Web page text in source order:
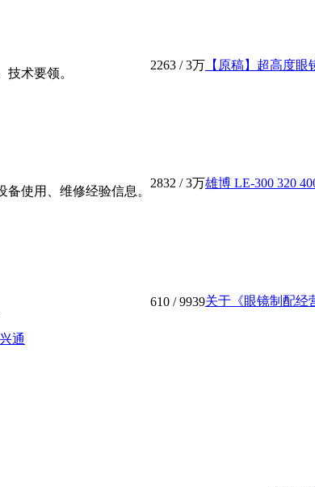
术要领。
2263 /3万 【原稿】超高度眼
使用、维修经验信息。
2832 /3万雄博 LE-300 320
通
610 / 9939关于《眼镜制配经